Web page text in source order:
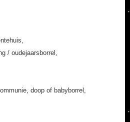
/ oudejaarsborrel,
doop of babyborrel,